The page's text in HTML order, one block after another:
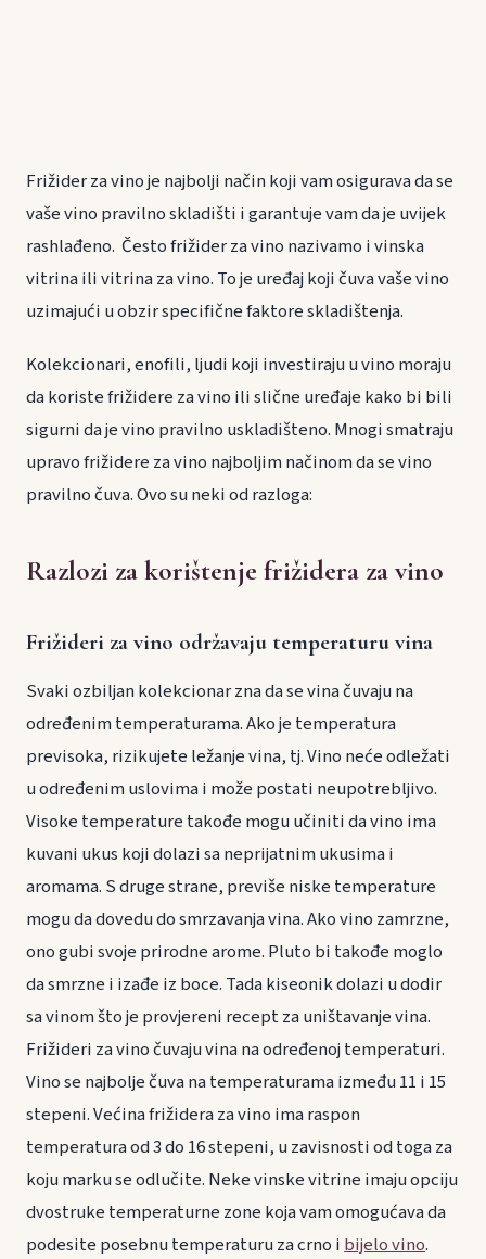
Frižider za vino je najbolji način koji vam osigurava da se
vaše vino pravilno skladišti i garantuje vam da je uvijek
rashlađeno. Često frižider za vino nazivamo i vinska
vitrina ili vitrina za vino. To je uređaj koji čuva vaše vino
uzimajući u obzir specifične faktore skladištenja.
Kolekcionari, enofili, ljudi koji investiraju u vino moraju
da koriste frižidere za vino ili slične uređaje kako bi bili
sigurni da je vino pravilno uskladišteno. Mnogi smatraju
upravo frižidere za vino najboljim načinom da se vino
pravilno čuva. Ovo su neki od razloga:
Razlozi za korištenje frižidera za vino
Frižideri za vino održavaju temperaturu vina
Svaki ozbiljan kolekcionar zna da se vina čuvaju na
određenim temperaturama. Ako je temperatura
previsoka, rizikujete ležanje vina, tj. Vino neće odležati
u određenim uslovima i može postati neupotrebljivo.
Visoke temperature takođe mogu učiniti da vino ima
kuvani ukus koji dolazi sa neprijatnim ukusima i
aromama. S druge strane, previše niske temperature
mogu da dovedu do smrzavanja vina. Ako vino zamrzne,
ono gubi svoje prirodne arome. Pluto bi takođe moglo
da smrzne i izađe iz boce. Tada kiseonik dolazi u dodir
sa vinom što je provjereni recept za uništavanje vina.
Frižideri za vino čuvaju vina na određenoj temperaturi.
Vino se najbolje čuva na temperaturama između 11 i 15
stepeni. Većina frižidera za vino ima raspon
temperatura od 3 do 16 stepeni, u zavisnosti od toga za
koju marku se odlučite. Neke vinske vitrine imaju opciju
dvostruke temperaturne zone koja vam omogućava da
podesite posebnu temperaturu za crno ibijelo vino.